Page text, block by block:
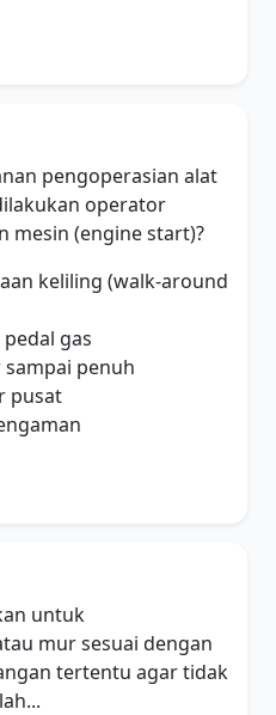
pengoperasian alat
operator
mesin (engine start)?
keliling (walk-around
gas
sampai penuh
pusat
untuk
mur sesuai dengan
tertentu agar tidak